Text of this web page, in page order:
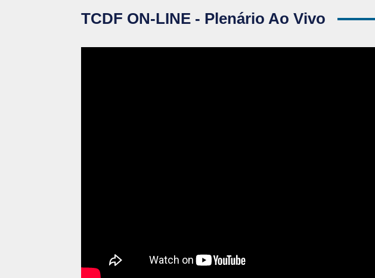
TCDF ON-LINE - Plenário Ao Vivo